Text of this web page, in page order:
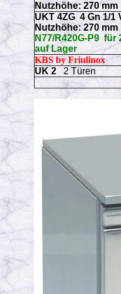
Nutzhöhe: 270 mm
UKT 4ZG 4Gn 1/1
Nutzhöhe: 270 mm
N77/R420G-P9 für
auf Lager
KBS by Friulinox
UK 22 Türen